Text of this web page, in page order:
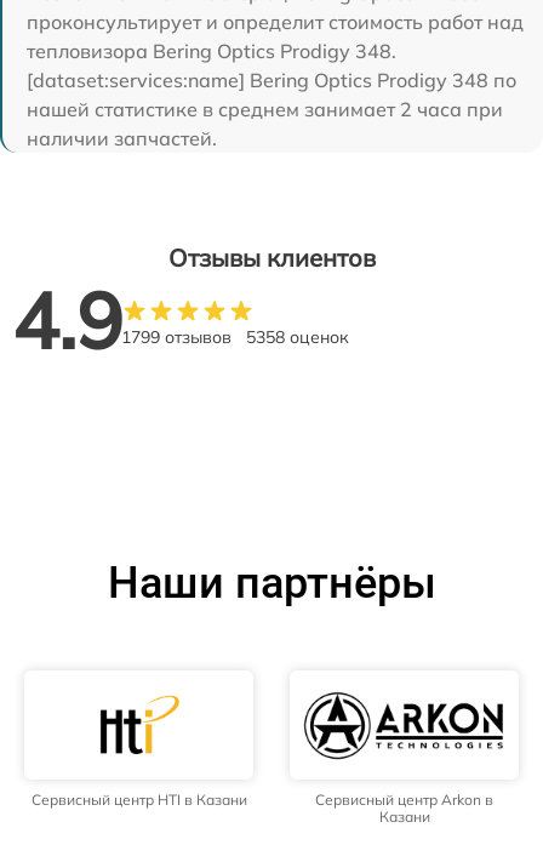
проконсультирует и определит стоимость работ над
тепловизора Bering Optics Prodigy 348.
[dataset:services:name] Bering Optics Prodigy 348 по
нашей статистике в среднем занимает 2 часа при
наличии запчастей.
Отзывы клиентов
4.91799 отзывов 5358 оценок
Наши партнёры
Сервисный центр HTI в Казани
Сервисный центр Arkon в
Казани